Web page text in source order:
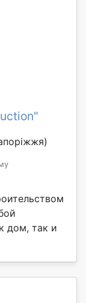
дом, так и